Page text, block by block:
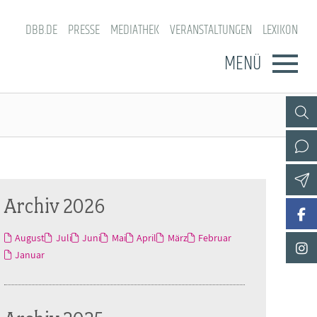
DBB.DE PRESSE MEDIATHEK VERANSTALTUNGEN LEXIKON
MENÜ
Archiv 2026
August Juli Juni Mai April März
Februar
Januar